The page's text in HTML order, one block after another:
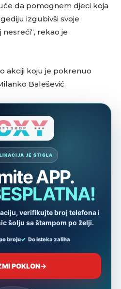
da pomognem djeci koja
izgubivši svoje
rekao je
akciji koju je pokrenuo
Balešević.